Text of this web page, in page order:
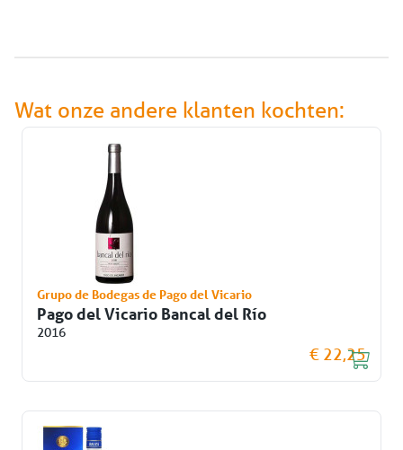
Wat onze andere klanten kochten:
Grupo de Bodegas de Pago del Vicario
Pago del Vicario Bancal del Río
2016
€ 22,25